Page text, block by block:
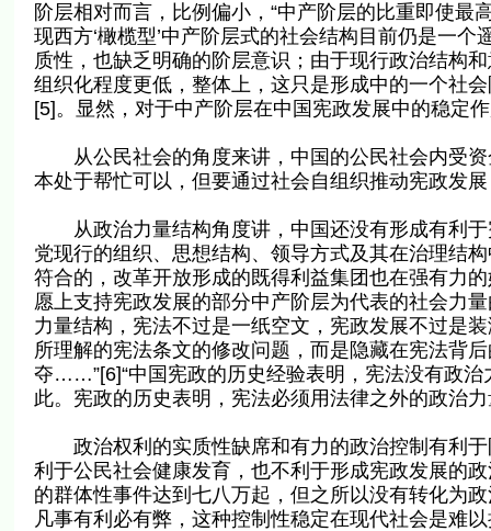
阶层相对而言，比例偏小，“中产阶层的比重即使最
现西方‘橄榄型’中产阶层式的社会结构目前仍是一
质性，也缺乏明确的阶层意识；由于现行政治结构
组织化程度更低，整体上，这只是形成中的一个社
[5]。显然，对于中产阶层在中国宪政发展中的稳定
从公民社会的角度来讲，中国的公民社会内受资
本处于帮忙可以，但要通过社会自组织推动宪政发
从政治力量结构角度讲，中国还没有形成有利于
党现行的组织、思想结构、领导方式及其在治理结
符合的，改革开放形成的既得利益集团也在强有力
愿上支持宪政发展的部分中产阶层为代表的社会力
力量结构，宪法不过是一纸空文，宪政发展不过是
所理解的宪法条文的修改问题，而是隐藏在宪法背
夺……”[6]“中国宪政的历史经验表明，宪法没有政
此。宪政的历史表明，宪法必须用法律之外的政治力
政治权利的实质性缺席和有力的政治控制有利于
利于公民社会健康发育，也不利于形成宪政发展的
的群体性事件达到七八万起，但之所以没有转化为
凡事有利必有弊，这种控制性稳定在现代社会是难